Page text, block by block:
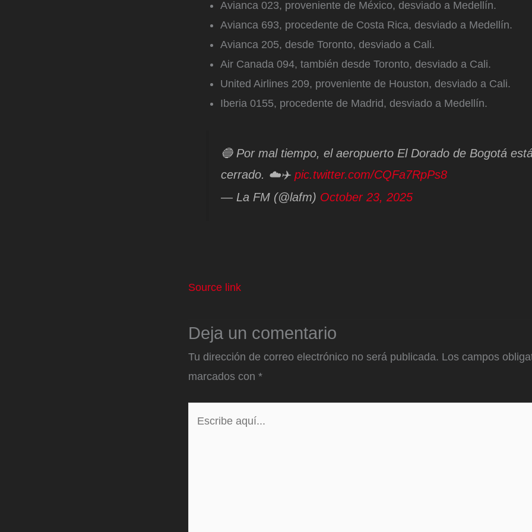
Avianca 023, proveniente de México, desviado a Medellín.
Avianca 693, procedente de Costa Rica, desviado a Medellín.
Avianca 205, desde Toronto, desviado a Cali.
Air Canada 094, también desde Toronto, desviado a Cali.
United Airlines 209, proveniente de Houston, desviado a Cali.
Iberia 0155, procedente de Madrid, desviado a Medellín.
🔵 Por mal tiempo, el aeropuerto El Dorado de Bogotá
cerrado. ☁️✈️ pic.twitter.com/CQFa7RpPs8
— La FM (@lafm) October 23, 2025
Source link
Deja un comentario
Tu dirección de correo electrónico no será publicada. Los campos
marcados con *